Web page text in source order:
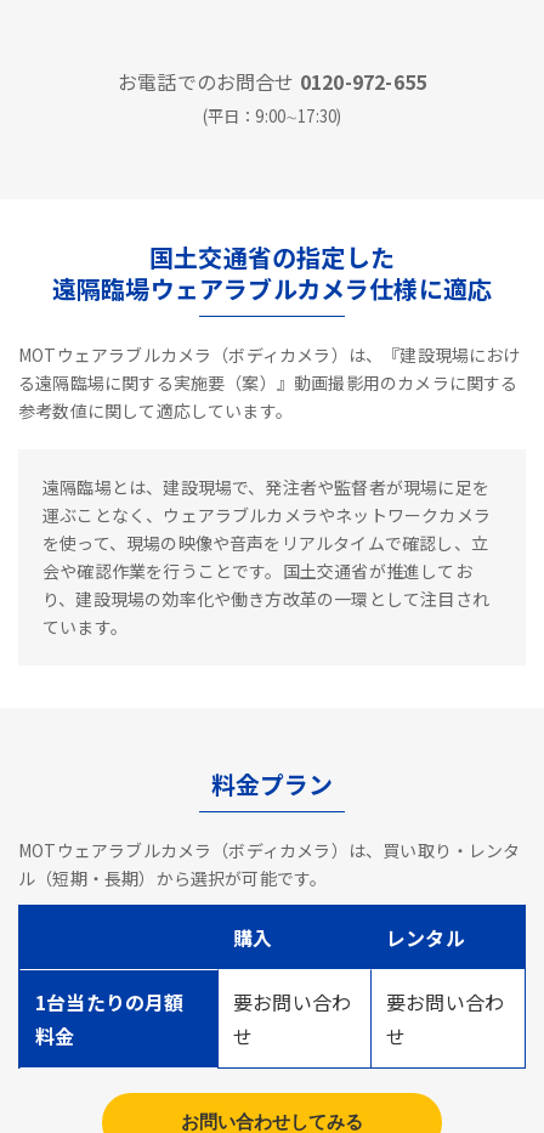
お電話でのお問合せ 0120-972-655
(平日：9:00∼17:30)
国土交通省の指定した
遠隔臨場ウェアラブルカメラ仕様に適応
MOTウェアラブルカメラ（ボディカメラ）は、『建設現場におけ
る遠隔臨場に関する実施要（案）』動画撮影用のカメラに関する
参考数値に関して適応しています。
遠隔臨場とは、建設現場で、発注者や監督者が現場に足を
運ぶことなく、ウェアラブルカメラやネットワークカメラ
を使って、現場の映像や音声をリアルタイムで確認し、立
会や確認作業を行うことです。国土交通省が推進してお
り、建設現場の効率化や働き方改革の一環として注目され
ています。
料金プラン
MOTウェアラブルカメラ（ボディカメラ）は、買い取り・レンタ
ル（短期・長期）から選択が可能です。
購入 レンタル
1台当たりの月額
料金
要お問い合わ
せ
要お問い合わ
せ
お問い合わせしてみる